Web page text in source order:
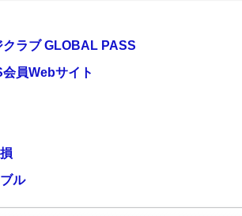
ラブ GLOBAL PASS
員Webサイト
ル